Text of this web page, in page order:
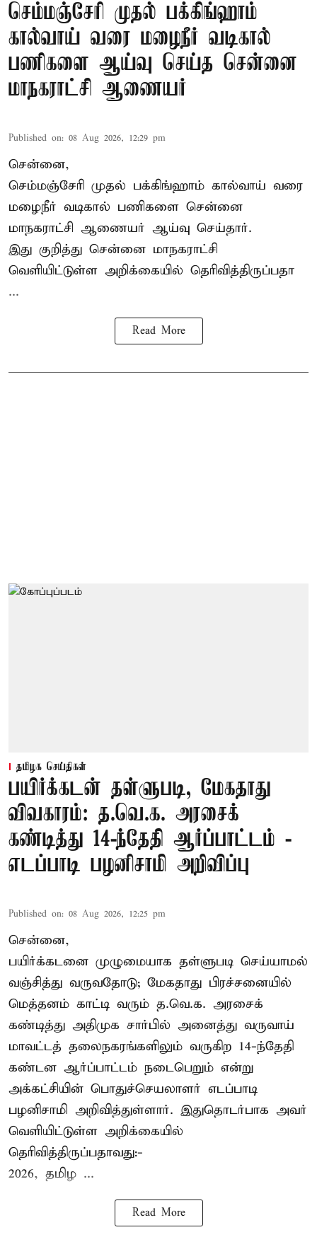
செம்மஞ்சேரி முதல் பக்கிங்ஹாம்
கால்வாய் வரை மழைநீர் வடிகால்
பணிகளை ஆய்வு செய்த சென்னை
மாநகராட்சி ஆணையர்
Published on: 08 Aug 2026, 12:29 pm
சென்னை,
செம்மஞ்சேரி முதல் பக்கிங்ஹாம் கால்வாய் வரை
மழைநீர் வடிகால் பணிகளை சென்னை
மாநகராட்சி ஆணையர் ஆய்வு செய்தார்.
இது குறித்து சென்னை மாநகராட்சி
வெளியிட்டுள்ள அறிக்கையில் தெரிவித்திருப்பதா
...
Read More
தமிழக செய்திகள்
பயிர்க்கடன் தள்ளுபடி, மேகதாது
விவகாரம்: த.வெ.க. அரசைக்
கண்டித்து 14-ந்தேதி ஆர்ப்பாட்டம் -
எடப்பாடி பழனிசாமி அறிவிப்பு
Published on: 08 Aug 2026, 12:25 pm
சென்னை,
பயிர்க்கடனை முழுமையாக தள்ளுபடி செய்யாமல்
வஞ்சித்து வருவதோடு; மேகதாது பிரச்சனையில்
மெத்தனம் காட்டி வரும் த.வெ.க. அரசைக்
கண்டித்து அதிமுக சார்பில் அனைத்து வருவாய்
மாவட்டத் தலைநகரங்களிலும் வருகிற 14-ந்தேதி
கண்டன ஆர்ப்பாட்டம் நடைபெறும் என்று
அக்கட்சியின் பொதுச்செயலாளர் எடப்பாடி
பழனிசாமி அறிவித்துள்ளார். இதுதொடர்பாக அவர்
வெளியிட்டுள்ள அறிக்கையில்
தெரிவித்திருப்பதாவது:-
2026, தமிழ ...
Read More